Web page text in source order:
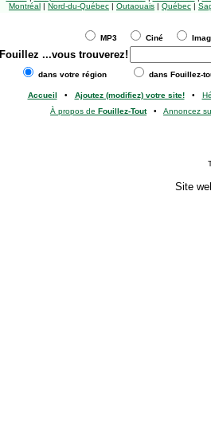
Montréal | Nord-du-Québec | Outaouais | Québec |
MP3 Ciné
Fouillez ...vous trouverez!
dans votre région dans Fouillez-
Accueil • Ajoutez (modifiez) votre site!•
À propos de Fouillez-Tout• Annoncez
Site